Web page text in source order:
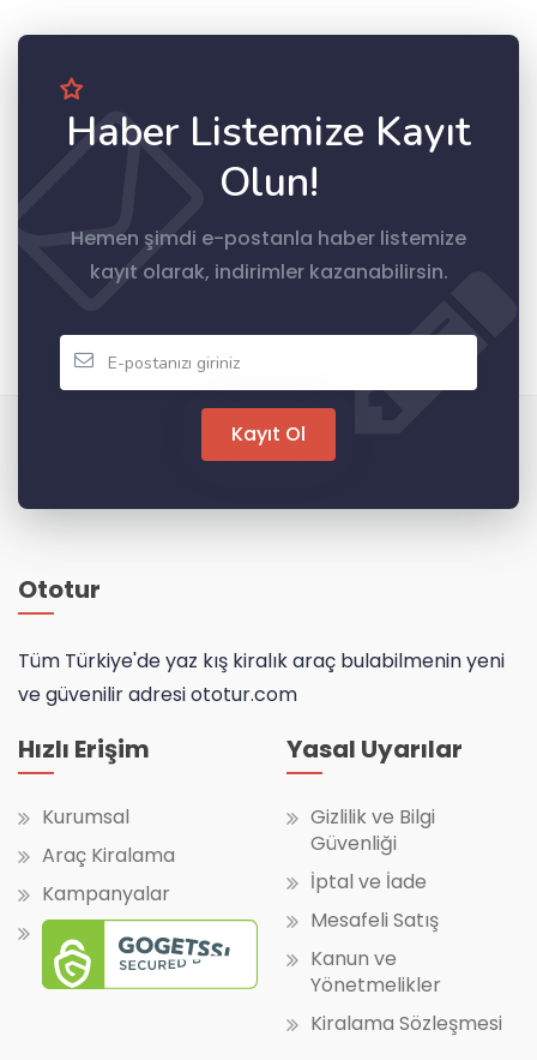
Haber Listemize Kayıt
Olun!
Hemen şimdi e-postanla haber listemize
kayıt olarak, indirimler kazanabilirsin.
Kayıt Ol
Ototur
Tüm Türkiye'de yaz kış kiralık araç bulabilmenin yeni
ve güvenilir adresi ototur.com
Hızlı Erişim
Kurumsal
Araç Kiralama
Kampanyalar
Yasal Uyarılar
Gizlilik ve Bilgi
Güvenliği
İptal ve İade
Mesafeli Satış
Kanun ve
Yönetmelikler
Kiralama Sözleşmesi